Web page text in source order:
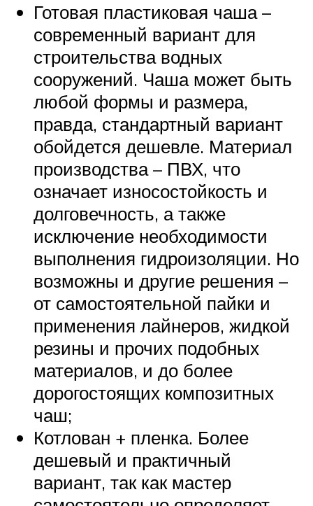
Готовая пластиковая чаша –
современный вариант для
строительства водных
сооружений. Чаша может быть
любой формы и размера,
правда, стандартный вариант
обойдется дешевле. Материал
производства – ПВХ, что
означает износостойкость и
долговечность, а также
исключение необходимости
выполнения гидроизоляции. Но
возможны и другие решения –
от самостоятельной пайки и
применения лайнеров, жидкой
резины и прочих подобных
материалов, и до более
дорогостоящих композитных
чаш;
Котлован + пленка. Более
дешевый и практичный
вариант, так как мастер